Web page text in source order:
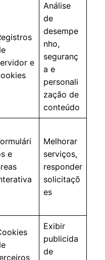
e
Análise
de
desempe
nho,
seguranç
a e
personali
zação de
conteúdo
e
Melhorar
serviços,
responder
solicitaçõ
es
Exibir
publicida
de